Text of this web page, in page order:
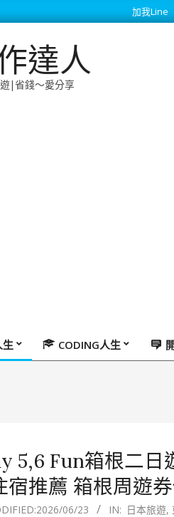
加我Line
達人
|省錢～愛分享
生 CODING人生
5,6 Fun箱根二日
宿推薦 箱根周遊
2026/06/23 IN: 日本旅遊,